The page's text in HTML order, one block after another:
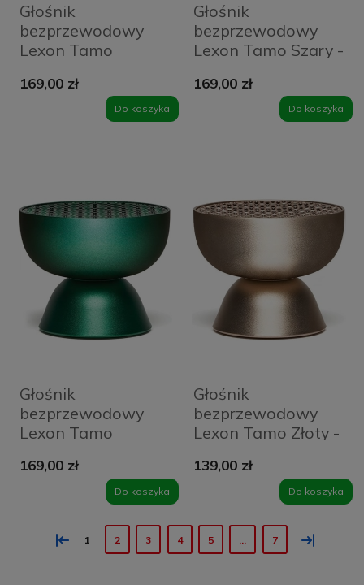
Głośnik
bezprzewodowy
Lexon Tamo
Aluminum
169,00 zł
Do koszyka
Głośnik
bezprzewodowy
Lexon Tamo Szary -
169,00 zł
Do koszyka
Głośnik
bezprzewodowy
Lexon Tamo
Green
169,00 zł
Do koszyka
Głośnik
bezprzewodowy
Lexon Tamo Złoty -
139,00 zł
Do koszyka
« 1 2 3 4 5 7 »